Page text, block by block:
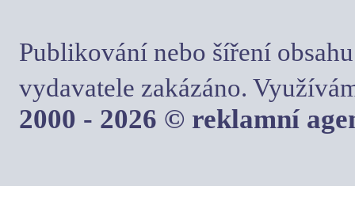
Publikování nebo šíření
vydavatele zakázáno.
2000 - 2026 © reklamní